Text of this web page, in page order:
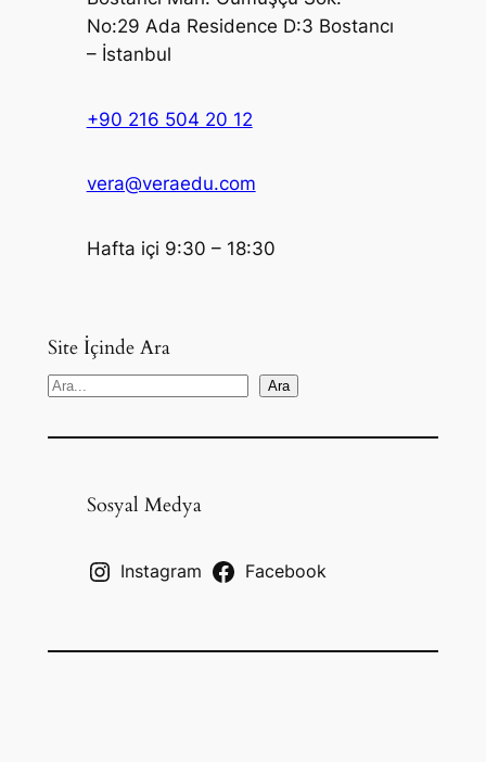
No:29 Ada Residence D:3 Bostancı
– İstanbul
+90 216 504 20 12
vera@veraedu.com
Hafta içi 9:30 – 18:30
Site İçinde Ara
S
a
Ara
Sosyal Medya
Instagram Facebook